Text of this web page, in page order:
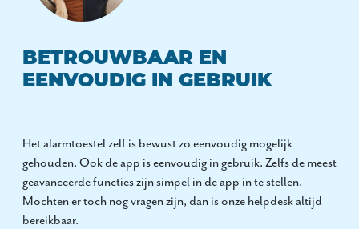
BETROUWBAAR EN
EENVOUDIG IN GEBRUIK
Het alarmtoestel zelf is bewust zo eenvoudig mogelijk
gehouden. Ook de app is eenvoudig in gebruik. Zelfs de meest
geavanceerde functies zijn simpel in de app in te stellen.
Mochten er toch nog vragen zijn, dan is onze helpdesk altijd
bereikbaar.